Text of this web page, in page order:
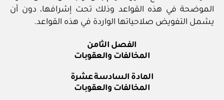
الموضحة في هذه القواعد وذلك تحت إشرافها، دون أن
يشمل التفويض صلاحياتها الواردة في هذه القواعد.
الفصل الثامن
المخالفات والعقوبات
المادة السادسة عشرة
المخالفات والعقوبات